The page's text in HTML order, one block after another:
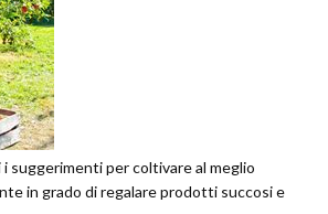
per coltivare al meglio
in grado di regalare prodotti succosi e